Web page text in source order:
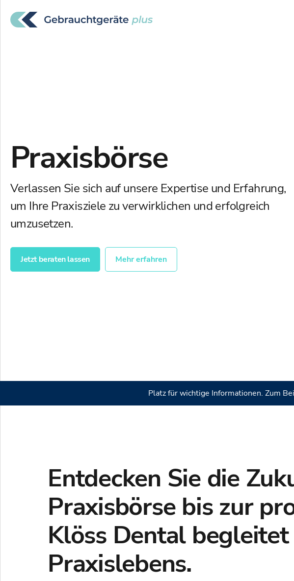
Praxisbörse
Verlassen Sie sich auf unsere Expertise und Erfahrung,
um Ihre Praxisziele zu verwirklichen und erfolgreich
umzusetzen.
Jetzt beraten lassen Mehr erfahren
Platz für wichtige Informationen. Zum
Entdecken Sie die
Praxisbörse bis zur
Klöss Dental
Praxislebens.